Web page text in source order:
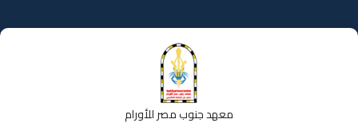
إلى
المحتوى
معهد جنوب مصر للأورام